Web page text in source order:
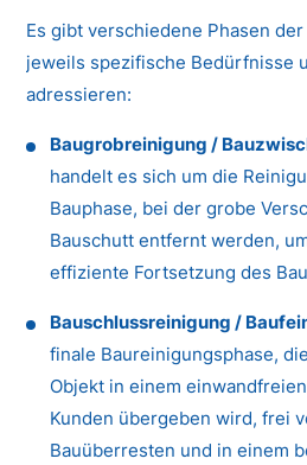
Es gibt verschiedene Phasen
jeweils spezifische Bedürfnisse
adressieren:
Baugrobreinigung /
handelt es sich um die
Bauphase, bei der grobe
Bauschutt entfernt werden,
effiziente Fortsetzung des
Bauschlussreinigung /
finale Baureinigungsphase,
Objekt in einem
Kunden übergeben wird, frei
Bauüberresten und in einem